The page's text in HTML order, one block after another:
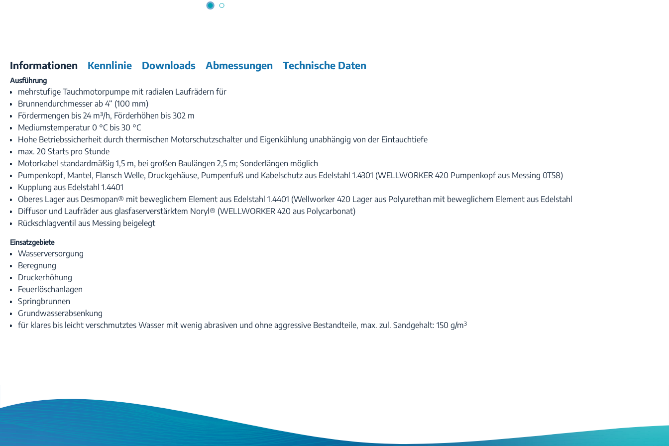
Informationen Kennlinie Downloads Abmessungen Technische Daten
Ausführung
mehrstufige Tauchmotorpumpe mit radialen Laufrädern für
Brunnendurchmesser ab 4“ (100 mm)
Fördermengen bis 24 m³/h, Förderhöhen bis 302 m
Mediumstemperatur 0 °C bis 30 °C
Hohe Betriebssicherheit durch thermischen Motorschutzschalter und Eigenkühlung unabhängig von der Eintauchtiefe
max. 20 Starts pro Stunde
Motorkabel standardmäßig 1,5 m, bei großen Baulängen 2,5 m; Sonderlängen möglich
Pumpenkopf, Mantel, Flansch Welle, Druckgehäuse, Pumpenfuß und Kabelschutz aus Edelstahl 1.4301 (WELLWORKER 420 Pumpenkopf aus Messing 0T58)
Kupplung aus Edelstahl 1.4401
Oberes Lager aus Desmopan® mit beweglichem Element aus Edelstahl 1.4401 (Wellworker 420 Lager aus Polyurethan mit beweglichem Element aus Edelstahl
Diffusor und Laufräder aus glasfaserverstärktem Noryl® (WELLWORKER 420 aus Polycarbonat)
Rückschlagventil aus Messing beigelegt
Einsatzgebiete
Wasserversorgung
Beregnung
Druckerhöhung
Feuerlöschanlagen
Springbrunnen
Grundwasserabsenkung
für klares bis leicht verschmutztes Wasser mit wenig abrasiven und ohne aggressive Bestandteile, max. zul. Sandgehalt: 150 g/m³